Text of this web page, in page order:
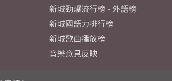
新城勁爆流行榜 - 外語榜
新城國語力排行榜
新城歌曲播放榜
音樂意見反映